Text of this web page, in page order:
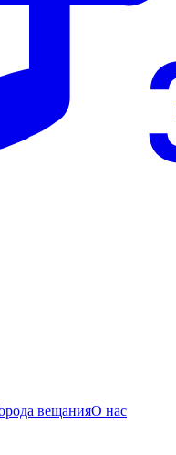
вещанияО нас